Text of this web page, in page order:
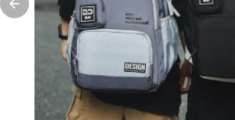
Previous slide